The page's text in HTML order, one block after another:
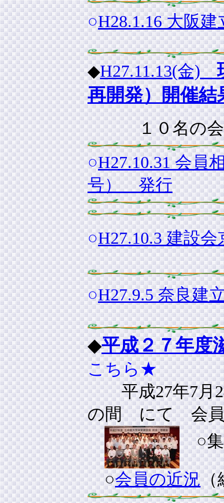
○H28.1.16 大阪
◆H27.11.13(金)
再開発）開催結
１０名の会
○H27.10.31 会員
号） 発行
○H27.10.3 建設
○H27.9.5 奈良建
◆平成２７年度
こちら★
平成27年7
の間 にて 会員
○
○会員の近況（